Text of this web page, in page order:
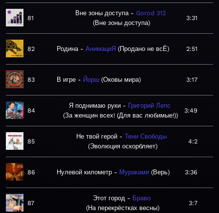
81
Вне зоны доступа
Gorod 312
Вне зоны доступа
3:31
82 Родина АнимациЯ Продано не всЁ 2:51
83 В игре Йорш Оковы мира 3:17
84
Я поднимаю руки
Григорий Лепс
За женщин всех! (Для вас любимые!)
3:49
85
Не твой герой
Тени Свободы
Эволюция оскорбляет
4:2
86 Нулевой километр Мураками Верь 3:36
87
Этот город
Браво
На перекрёстках весны
3:7